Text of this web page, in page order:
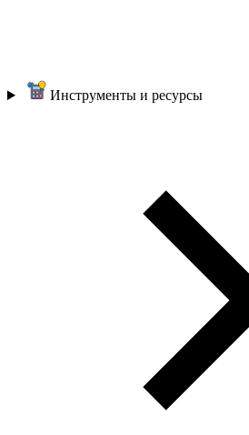
Инструменты и ресурсы